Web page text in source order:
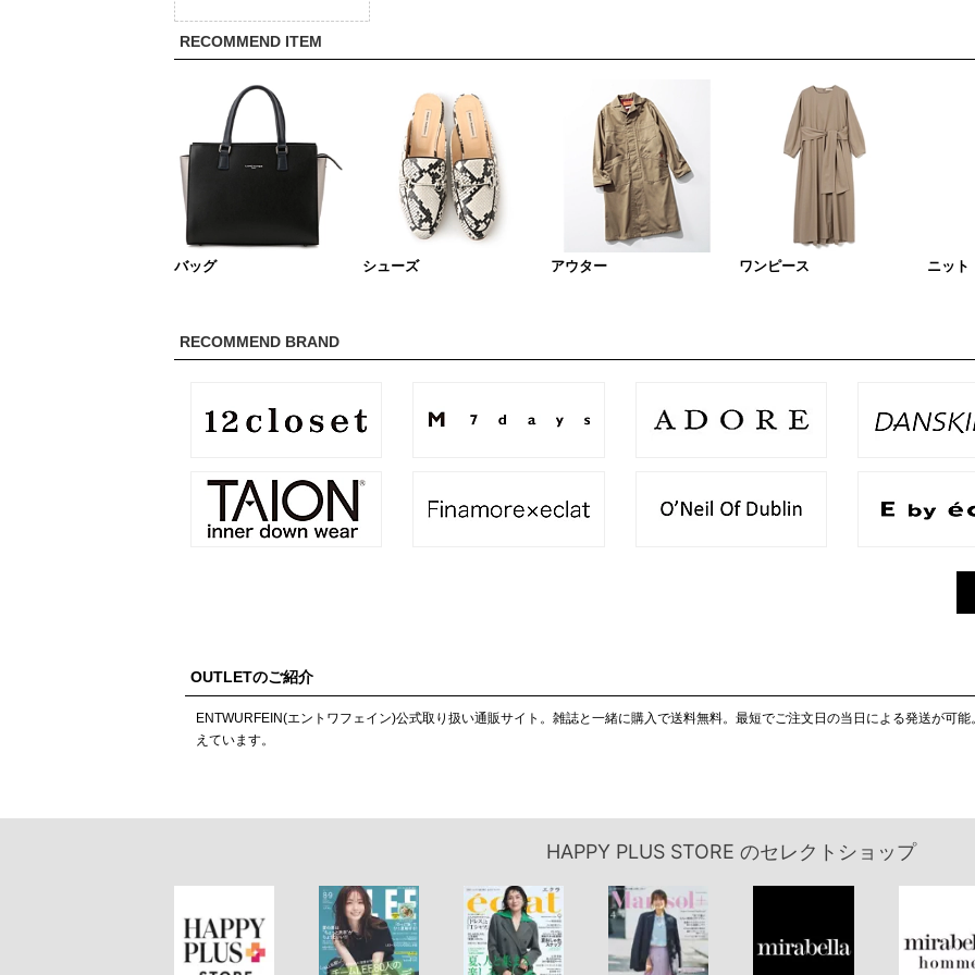
RECOMMEND ITEM
バッグ シューズ アウター ワンピース ニット
RECOMMEND BRAND
OUTLETのご紹介
ENTWURFEIN(エントワフェイン)公式取り扱い通販サイト。雑誌と一緒に購入で送料無料。最短でご注文日の当日による発送が可
えています。
HAPPY PLUS STORE のセレクトショップ